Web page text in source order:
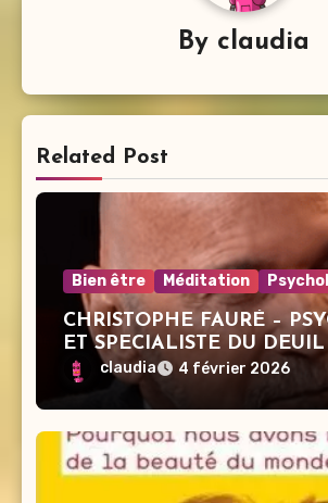
By claudia
Related Post
Bien être Méditation
CHRISTOPHE FAURÉ –
ET SPECIALISTE DU
PERSONNE N’OSE DIRE
claudia 4 février 2026